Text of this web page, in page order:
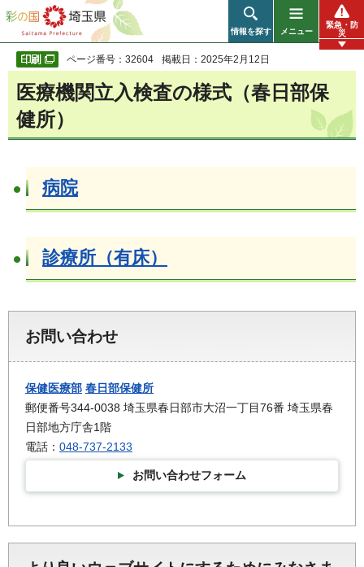
彩の国 埼玉県
情報を探す メニュー
緊急・防
災
ページ番号：32604 掲載日：2025年2月12日
医療機関立入検査の様式（春日部保
健所）
病院
診療所（有床）
お問い合わせ
保健医療部 春日部保健所
郵便番号344-0038 埼玉県春日部市大沼一丁目76番 埼玉県春
日部地方庁舎1階
電話： 048-737-2133
お問い合わせフォーム